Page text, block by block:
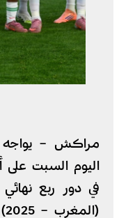
مراكش – يواجه
اليوم السبت
في دور ربع